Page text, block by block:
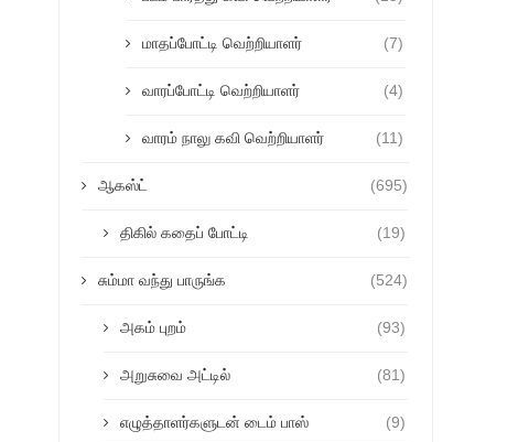
மாதப்போட்டி வெற்றியாளர் (7)
வாரப்போட்டி வெற்றியாளர் (4)
வாரம் நாலு கவி வெற்றியாளர் (11)
ஆகஸ்ட் (695)
திகில் கதைப் போட்டி (19)
சும்மா வந்து பாருங்க (524)
அகம் புறம் (93)
அறுசுவை அட்டில் (81)
எழுத்தாளர்களுடன் டைம் பாஸ் (9)